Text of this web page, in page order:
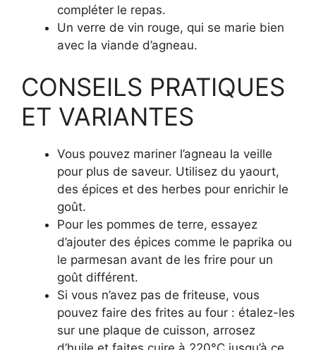
compléter le repas.
Un verre de vin rouge, qui se marie bien
avec la viande d’agneau.
CONSEILS PRATIQUES
ET VARIANTES
Vous pouvez mariner l’agneau la veille
pour plus de saveur. Utilisez du yaourt,
des épices et des herbes pour enrichir le
goût.
Pour les pommes de terre, essayez
d’ajouter des épices comme le paprika ou
le parmesan avant de les frire pour un
goût différent.
Si vous n’avez pas de friteuse, vous
pouvez faire des frites au four : étalez-les
sur une plaque de cuisson, arrosez